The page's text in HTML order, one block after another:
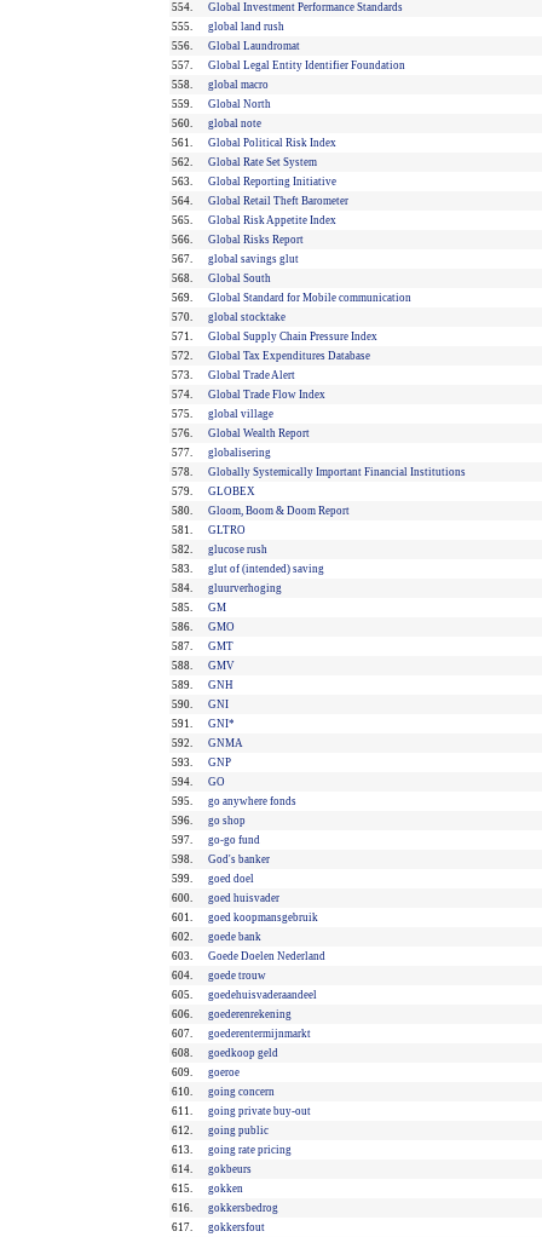
554.
Global Investment Performance Standards
555.
global land rush
556.
Global Laundromat
557.
Global Legal Entity Identifier Foundation
558.
global macro
559.
Global North
560.
global note
561.
Global Political Risk Index
562.
Global Rate Set System
563.
Global Reporting Initiative
564.
Global Retail Theft Barometer
565.
Global Risk Appetite Index
566.
Global Risks Report
567.
global savings glut
568.
Global South
569.
Global Standard for Mobile communication
570.
global stocktake
571.
Global Supply Chain Pressure Index
572.
Global Tax Expenditures Database
573.
Global Trade Alert
574.
Global Trade Flow Index
575.
global village
576.
Global Wealth Report
577.
globalisering
578.
Globally Systemically Important Financial Institutions
579.
GLOBEX
580.
Gloom, Boom & Doom Report
581.
GLTRO
582.
glucose rush
583.
glut of (intended) saving
584.
gluurverhoging
585.
GM
586.
GMO
587.
GMT
588.
GMV
589.
GNH
590.
GNI
591.
GNI*
592.
GNMA
593.
GNP
594.
GO
595.
go anywhere fonds
596.
go shop
597.
go-go fund
598.
God's banker
599.
goed doel
600.
goed huisvader
601.
goed koopmansgebruik
602.
goede bank
603.
Goede Doelen Nederland
604.
goede trouw
605.
goedehuisvaderaandeel
606.
goederenrekening
607.
goederentermijnmarkt
608.
goedkoop geld
609.
goeroe
610.
going concern
611.
going private buy-out
612.
going public
613.
going rate pricing
614.
gokbeurs
615.
gokken
616.
gokkersbedrog
617.
gokkersfout